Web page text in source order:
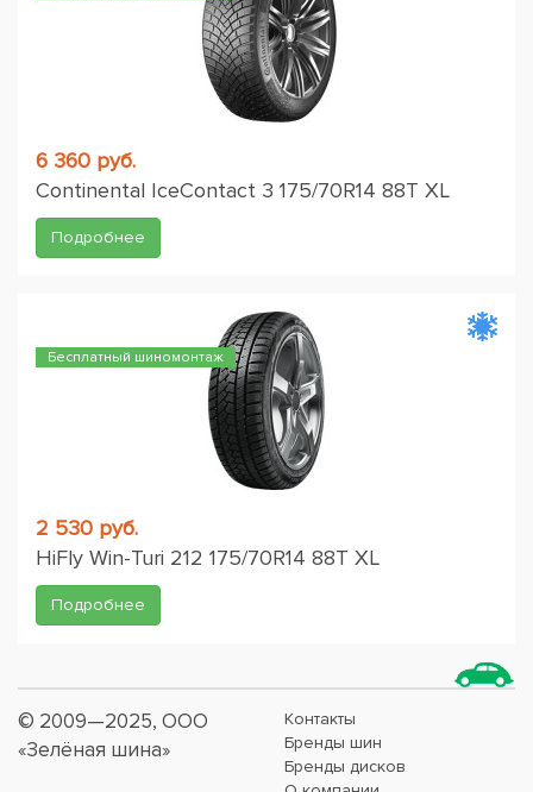
6 360 руб.
Continental IceContact 3 175/70R14 88T XL
Подробнее
Бесплатный шиномонтаж
2 530 руб.
HiFly Win-Turi 212 175/70R14 88T XL
Подробнее
© 2009—2025, ООО
«Зелёная шина»
Контакты
Бренды шин
Бренды дисков